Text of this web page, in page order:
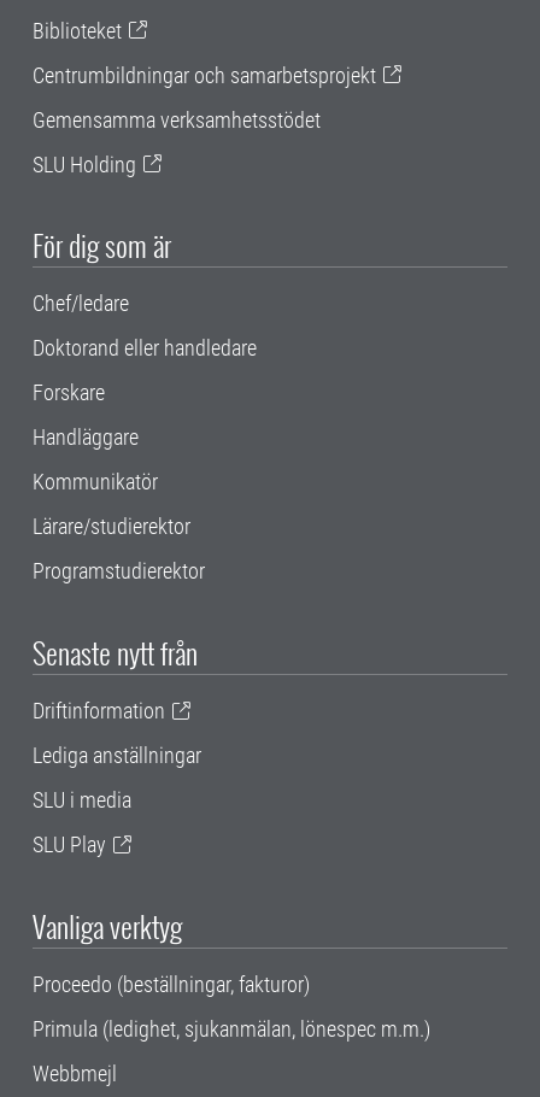
Biblioteket
Centrumbildningar och samarbetsprojekt
Gemensamma verksamhetsstödet
SLU Holding
För dig som är
Chef/ledare
Doktorand eller handledare
Forskare
Handläggare
Kommunikatör
Lärare/studierektor
Programstudierektor
Senaste nytt från
Driftinformation
Lediga anställningar
SLU i media
SLU Play
Vanliga verktyg
Proceedo (beställningar, fakturor)
Primula (ledighet, sjukanmälan, lönespec m.m.)
Webbmejl